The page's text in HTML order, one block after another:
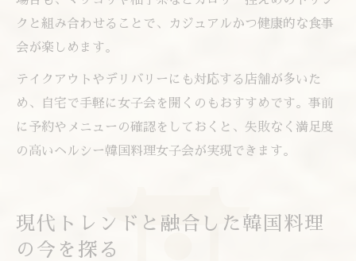
クと組み合わせることで、カジュアルかつ健康的な食事
会が楽しめます。
テイクアウトやデリバリーにも対応する店舗が多いた
め、自宅で手軽に女子会を開くのもおすすめです。事前
に予約やメニューの確認をしておくと、失敗なく満足度
の高いヘルシー韓国料理女子会が実現できます。
現代トレンドと融合した韓国料理
の今を探る